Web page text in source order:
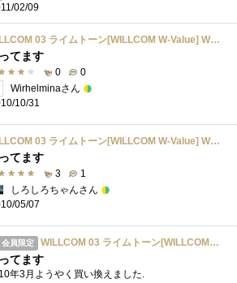
02/09
WILLCOM 03 ライムトーン[WILLCOM W-Value] WS020SH1M
てます
0
0
Wirhelminaさん
10/31
WILLCOM 03 ライムトーン[WILLCOM W-Value] WS020SH1M
てます
3
1
しろしろちゃんさん
05/07
会員限定 WILLCOM 03 ライムトーン[WILLCOM W-Value] WS020SH1M
てます
年3月ようやく買い換えました.